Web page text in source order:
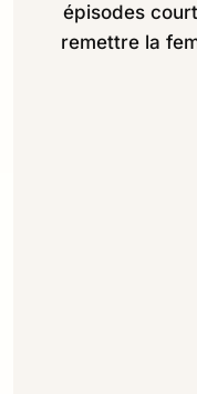
épisodes
remettre la